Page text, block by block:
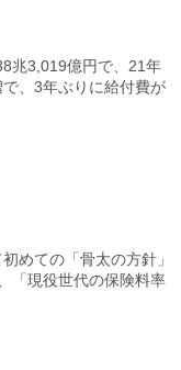
兆3,019億円で、21年
、3年ぶりに給付費が
ての「骨太の方針」
「現役世代の保険料率